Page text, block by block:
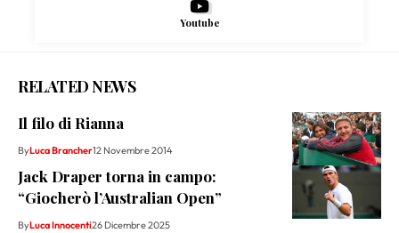
Youtube
RELATED NEWS
Il filo di Rianna
ByLuca Brancher12 Novembre 2014
Jack Draper torna in campo:
“Giocherò l’Australian Open”
ByLuca Innocenti26 Dicembre 2025